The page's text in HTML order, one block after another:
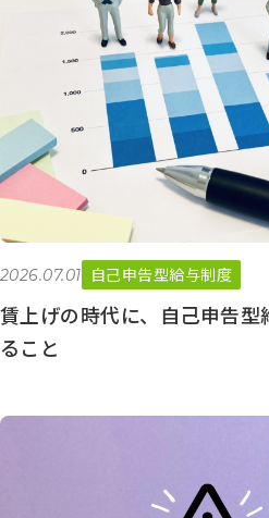
2026.07.01 自己申告型給与制度
賃上げの時代に、自己申告型
ること